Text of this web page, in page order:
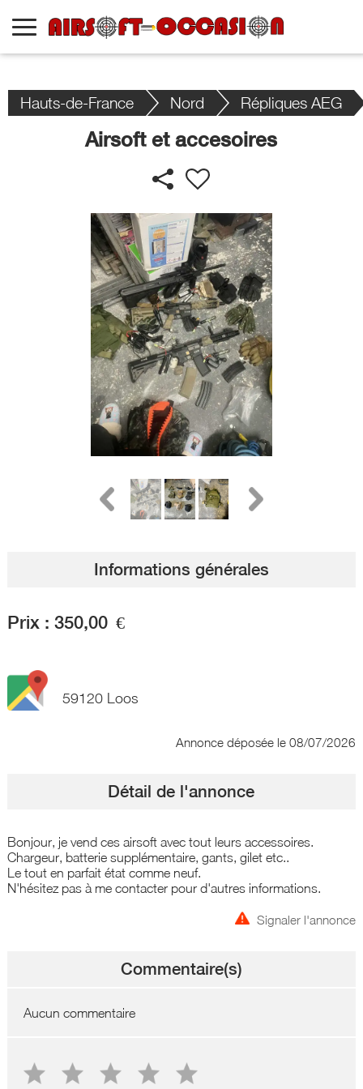
Hauts-de-France Nord Répliques AEG
Airsoft et accesoires
Informations générales
Prix : 350,00 €
59120 Loos
Annonce déposée le 08/07/2026
Détail de l'annonce
Bonjour, je vend ces airsoft avec tout leurs accessoires.
Chargeur, batterie supplémentaire, gants, gilet etc..
Le tout en parfait état comme neuf.
N'hésitez pas à me contacter pour d'autres informations.
Signaler l'annonce
Commentaire(s)
Aucun commentaire